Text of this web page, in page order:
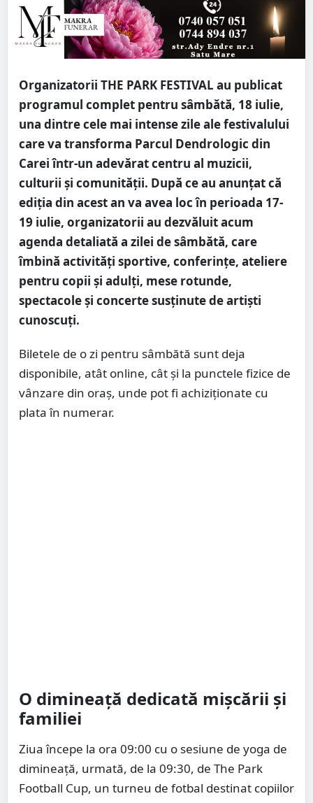
Organizatorii THE PARK FESTIVAL au publicat
programul complet pentru sâmbătă, 18 iulie,
una dintre cele mai intense zile ale festivalului
care va transforma Parcul Dendrologic din
Carei într-un adevărat centru al muzicii,
culturii și comunității. După ce au anunțat că
ediția din acest an va avea loc în perioada 17-
19 iulie, organizatorii au dezvăluit acum
agenda detaliată a zilei de sâmbătă, care
îmbină activități sportive, conferințe, ateliere
pentru copii și adulți, mese rotunde,
spectacole și concerte susținute de artiști
cunoscuți.
Biletele de o zi pentru sâmbătă sunt deja
disponibile, atât online, cât și la punctele fizice de
vânzare din oraș, unde pot fi achiziționate cu
plata în numerar.
O dimineață dedicată mișcării și
familiei
Ziua începe la ora 09:00 cu o sesiune de yoga de
dimineață, urmată, de la 09:30, de The Park
Football Cup, un turneu de fotbal destinat copiilor